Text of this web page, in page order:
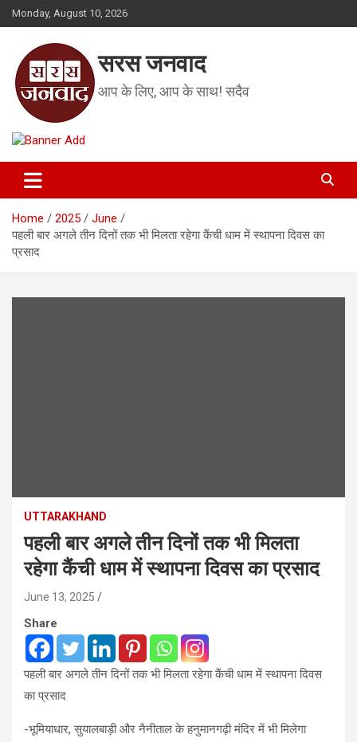
Skip
to
Monday, August 10, 2026
सरस जनवाद
आप के लिए, आप के साथ! सदैव
Home 2025
June
पहली बार अगले तीन दिनों तक भी मिलता रहेगा कैंची धाम में स्थापना दिवस का
प्रसाद
UTTARAKHAND
पहली बार अगले तीन दिनों तक भी मिलता
रहेगा कैंची धाम में स्थापना दिवस का प्रसाद
June 13, 2025
Share
पहली बार अगले तीन दिनों तक भी मिलता रहेगा कैंची धाम में स्थापना दिवस
का प्रसाद
-भूमियाधार, सुयालबाड़ी और नैनीताल के हनुमानगढ़ी मंदिर में भी मिलेगा